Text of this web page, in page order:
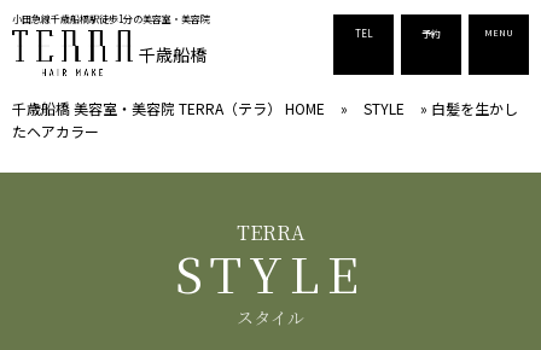
MENU
TEL 予約
小田急線千歳船橋駅徒歩1分の美容室 ・美容院
千歳船橋
千歳船橋 美容室・美容院 TERRA（テラ） HOME » STYLE » 白髪を生かし
たヘアカラー
STYLE
スタイル